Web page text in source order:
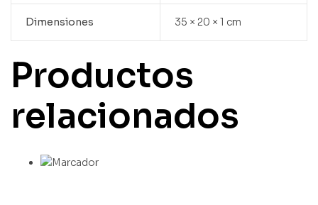
Dimensiones 35 × 20 × 1 cm
Productos
relacionados